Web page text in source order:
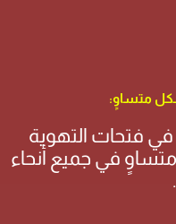
متساوٍ:
فتحات التهوية
في جميع أنحاء